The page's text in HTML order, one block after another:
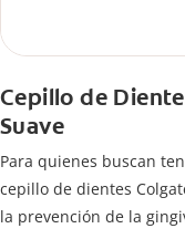
Cepillo de
Suave
Para quienes buscan
cepillo de dientes
la prevención de la